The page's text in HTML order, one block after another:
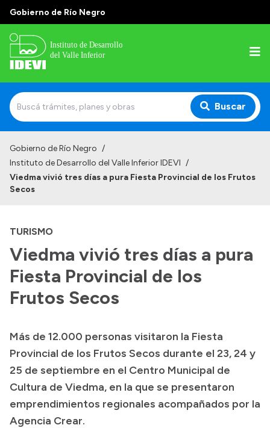
Gobierno de Río Negro
Buscar
Institucional
Normativa
Historia
Gobierno de Río Negro /
Instituto de Desarrollo del Valle Inferior IDEVI /
Viedma vivió tres días a pura Fiesta Provincial de los Frutos
Secos
TURISMO
Viedma vivió tres días a pura
Fiesta Provincial de los
Frutos Secos
Más de 12.000 personas visitaron la Fiesta
Provincial de los Frutos Secos durante el 23, 24 y
25 de septiembre en el Centro Municipal de
Cultura de Viedma, en la que se presentaron
emprendimientos regionales acompañados por la
Agencia Crear.